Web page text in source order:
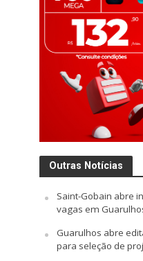
Outras Notícias
Saint-Gobain abre
vagas em
Guarulhos abre
para seleção de